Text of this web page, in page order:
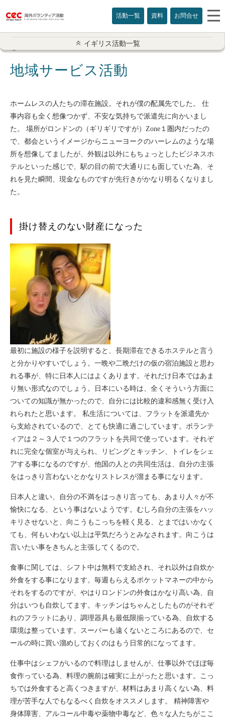
活動一覧 資料 お問合せ
イギリス活動一覧
ボランティア概要
ソーシャルビジット
施設ボランティア
CSV活動
感想文
よくある質問
ボラのメリット
ボラの心構え
参加費用
申込フォーム
イギリス活動一覧
地域サービス活動
ホームレスの人たちの滞在施設。それが僕の配属先でした。 仕
事内容も全く想像つかず、不安な気持ちで派遣先に向かいまし
た。 場所がロンドンの（ギリギリですが）Zone１圏内だったの
で、都会というイメージからニューヨークのハーレムのような場
所を想像してましたが、外観は以外にもちょっとしたビジネスホ
テルといった感じで、駅の目の前で大通りにも面していた為、そ
れを見た瞬間、現金なものですが先行きがかなり明るくなりまし
た。
掛け替えのない財産になった
最初に施設の様子を説明すると、長期滞在できるホステルと言う
と分かりやすいでしょう。一晩や二晩だけの仮の宿泊施設と思わ
れる事が、特に日本人にはよくあります。それだけ日本ではあま
り無い形式なのでしょう。日本にいる時は、全くそういう方面に
ついての知識が無かったので、自分には比較的違和感無く受け入
れられたと思います。 私生活については、フラットを派遣先か
ら支給されているので、とても快適に過ごしています。ボランテ
ィアは２～３人で１つのフラットを共同で使っています。それぞ
れに完全な個室が与えられ、リビングとキッチン、トイレをシェ
アする事になるのですが、他国の人との共同生活は、自分の主張
をはっきり言わないとかなりストレスが溜まる事になります。
日本人と違い、自分の不満をはっきり言っても、あまり人々が不
愉快になる、という事はないようです。むしろ自分の主張をハッ
キリさせないと、向こうもこっちを軽く見る、とまではいかなく
ても、何もいわない以上は平気だろうとみなされます。向こうは
言いたい事をきちんと主張してくるので。
食事に関しては、シフト中は無料で支給され、それ以外は自炊か
外食をする事になります。毎週もらえるポケットマネーの中から
それをするのですが、やはりロンドンの外食はかなり高い為、自
分はいつも自炊してます。キッチンはちゃんとしたものがそれぞ
れのフラットにあり、調理器具も最低限揃っている為、自炊する
環境は整っています。スーパーも遠くないところにあるので、セ
ールの時に買い溜めしておくのはもう日常的になってます。
仕事中はシェフがいるので料理はしませんが、仕事以外でほぼ毎
食作っている為、料理の腕前は確実に上がったと思います。こっ
ちでは外食すると高くつきますが、材料はあまり高くない為、料
理が苦手な人でもなるべく自炊をオススメします。 精神障害や
身体障害、アルコール中毒や薬物中毒など、色々な人たちがここ